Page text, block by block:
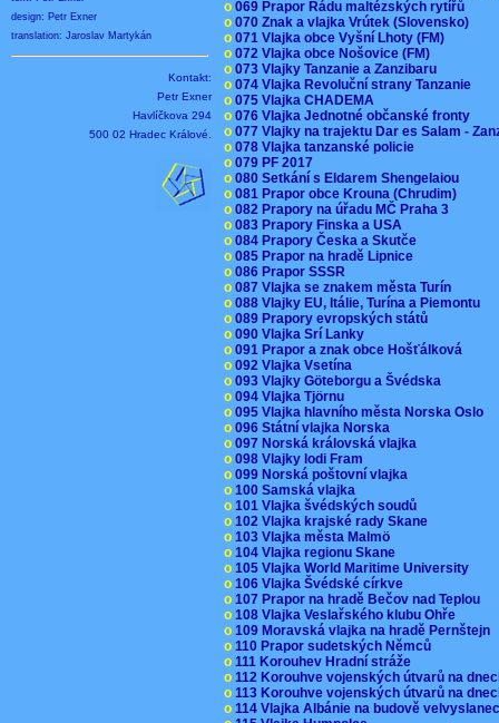
design: Petr Exner
translation: Jaroslav Martykán
Kontakt:
Petr Exner
Havlíčkova 294
500 02 Hradec Králové.
o 069 Prapor Řádu maltézských rytířů
o 070 Znak a vlajka Vrútek (Slovensko)
o 071 Vlajka obce Vyšní Lhoty (FM)
o 072 Vlajka obce Nošovice (FM)
o 073 Vlajky Tanzanie a Zanzibaru
o 074 Vlajka Revoluční strany Tanzanie
o 075 Vlajka CHADEMA
o 076 Vlajka Jednotné občanské fronty
o 077 Vlajky na trajektu Dar es Salam -
o 078 Vlajka tanzanské policie
o 079 PF 2017
o 080 Setkání s Eldarem Shengelaiou
o 081 Prapor obce Krouna (Chrudim)
o 082 Prapory na úřadu MČ Praha 3
o 083 Prapory Finska a USA
o 084 Prapory Česka a Skutče
o 085 Prapor na hradě Lipnice
o 086 Prapor SSSR
o 087 Vlajka se znakem města Turín
o 088 Vlajky EU, Itálie, Turína a Piemontu
o 089 Prapory evropských států
o 090 Vlajka Srí Lanky
o 091 Prapor a znak obce Hošťálková
o 092 Vlajka Vsetína
o 093 Vlajky Göteborgu a Švédska
o 094 Vlajka Tjörnu
o 095 Vlajka hlavního města Norska Oslo
o 096 Státní vlajka Norska
o 097 Norská královská vlajka
o 098 Vlajky lodi Fram
o 099 Norská poštovní vlajka
o 100 Samská vlajka
o 101 Vlajka švédských soudů
o 102 Vlajka krajské rady Skane
o 103 Vlajka města Malmö
o 104 Vlajka regionu Skane
o 105 Vlajka World Maritime University
o 106 Vlajka Švédské církve
o 107 Prapor na hradě Bečov nad Teplou
o 108 Vlajka Veslařského klubu Ohře
o 109 Moravská vlajka na hradě Pernštejn
o 110 Prapor sudetských Němců
o 111 Korouhev Hradní stráže
o 112 Korouhve vojenských útvarů na
o 113 Korouhve vojenských útvarů na
o 114 Vlajka Albánie na budově